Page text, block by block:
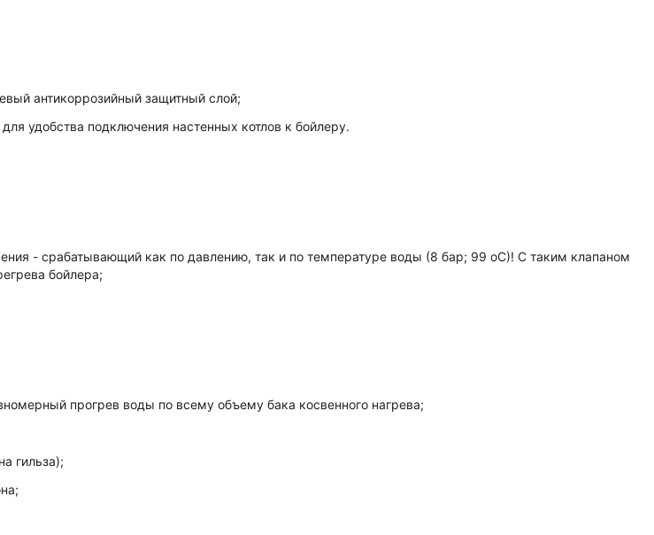
антикоррозийный защитный слой;
удобства подключения настенных котлов к бойлеру.
- срабатывающий как по давлению, так и по температуре воды (8 бар; 99 oC)! С таким клапаном
бойлера;
прогрев воды по всему объему бака косвенного нагрева;
гильза);